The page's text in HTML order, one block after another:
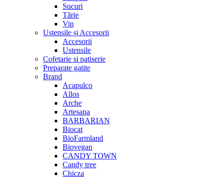
Sucuri
Tărie
Vin
Ustensile și Accesorii
Accesorii
Ustensile
Cofetarie si patiserie
Preparate gatite
Brand
Acapulco
Allos
Arche
Artesana
BARBARIAN
Biocat
BioFarmland
Biovegan
CANDY TOWN
Candy tree
Chicza